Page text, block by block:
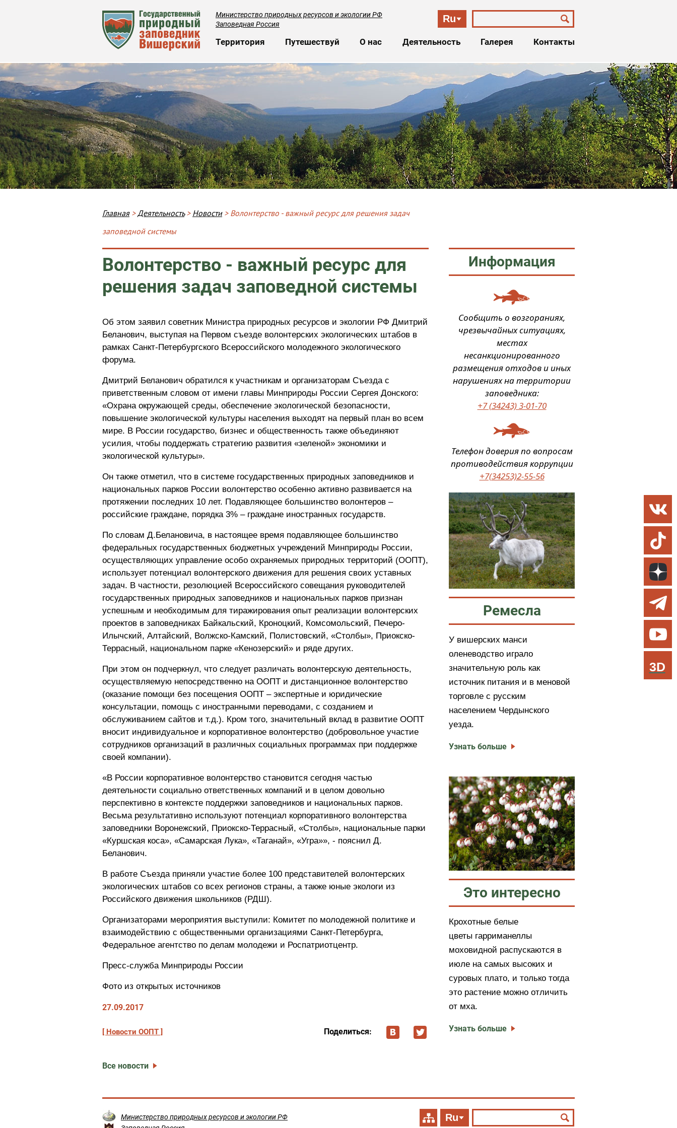
Министерство природных ресурсов и экологии РФ
Заповедная Россия
Ru
Основная навигация
Территория Путешествуй О нас Деятельность Галерея Контакты
Строка навигации
Главная Деятельность Новости Волонтерство - важный ресурс для решения задач
заповедной системы
Волонтерство - важный ресурс для
решения задач заповедной системы
Об этом заявил советник Министра природных ресурсов и экологии РФ Дмитрий
Беланович, выступая на Первом съезде волонтерских экологических штабов в
рамках Санкт-Петербургского Всероссийского молодежного экологического
форума.
Дмитрий Беланович обратился к участникам и организаторам Съезда с
приветственным словом от имени главы Минприроды России Сергея Донского:
«Охрана окружающей среды, обеспечение экологической безопасности,
повышение экологической культуры населения выходят на первый план во всем
мире. В России государство, бизнес и общественность также объединяют
усилия, чтобы поддержать стратегию развития «зеленой» экономики и
экологической культуры».
Он также отметил, что в системе государственных природных заповедников и
национальных парков России волонтерство особенно активно развивается на
протяжении последних 10 лет. Подавляющее большинство волонтеров –
российские граждане, порядка 3% – граждане иностранных государств.
По словам Д.Белановича, в настоящее время подавляющее большинство
федеральных государственных бюджетных учреждений Минприроды России,
осуществляющих управление особо охраняемых природных территорий (ООПТ),
использует потенциал волонтерского движения для решения своих уставных
задач. В частности, резолюцией Всероссийского совещания руководителей
государственных природных заповедников и национальных парков признан
успешным и необходимым для тиражирования опыт реализации волонтерских
проектов в заповедниках Байкальский, Кроноцкий, Комсомольский, Печеро-
Илычский, Алтайский, Волжско-Камский, Полистовский, «Столбы», Приокско-
Террасный, национальном парке «Кенозерский» и ряде других.
При этом он подчеркнул, что следует различать волонтерскую деятельность,
осуществляемую непосредственно на ООПТ и дистанционное волонтерство
(оказание помощи без посещения ООПТ – экспертные и юридические
консультации, помощь с иностранными переводами, с созданием и
обслуживанием сайтов и т.д.). Кром того, значительный вклад в развитие ООПТ
вносит индивидуальное и корпоративное волонтерство (добровольное участие
сотрудников организаций в различных социальных программах при поддержке
своей компании).
«В России корпоративное волонтерство становится сегодня частью
деятельности социально ответственных компаний и в целом довольно
перспективно в контексте поддержки заповедников и национальных парков.
Весьма результативно используют потенциал корпоративного волонтерства
заповедники Воронежский, Приокско-Террасный, «Столбы», национальные парки
«Куршская коса», «Самарская Лука», «Таганай», «Угра»», - пояснил Д.
Беланович.
В работе Съезда приняли участие более 100 представителей волонтерских
экологических штабов со всех регионов страны, а также юные экологи из
Российского движения школьников (РДШ).
Организаторами мероприятия выступили: Комитет по молодежной политике и
взаимодействию с общественными организациями Санкт-Петербурга,
Федеральное агентство по делам молодежи и Роспатриотцентр.
Пресс-служба Минприроды России
Фото из открытых источников
27.09.2017
Новости ООПТ Поделиться:
Все новости
3D
Информация
Сообщить о возгораниях,
чрезвычайных ситуациях,
местах
несанкционированного
размещения отходов и иных
нарушениях на территории
заповедника:
+7 (34243) 3-01-70
Телефон доверия по вопросам
противодействия коррупции
+7(34253)2-55-56
Ремесла
У вишерских манси
оленеводство играло
значительную роль как
источник питания и в меновой
торговле с русским
населением Чердынского
уезда.
Узнать больше
Это интересно
Крохотные белые
цветы гарриманеллы
моховидной распускаются в
июле на самых высоких и
суровых плато, и только тогда
это растение можно отличить
от мха.
Узнать больше
Министерство природных ресурсов и экологии РФ
Ru